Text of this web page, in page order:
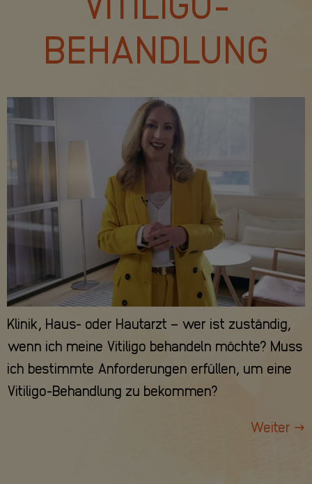
VITILIGO-
BEHANDLUNG
Klinik, Haus- oder Hautarzt – wer ist zuständig,
wenn ich meine Vitiligo behandeln möchte? Muss
ich bestimmte Anforderungen erfüllen, um eine
Vitiligo-Behandlung zu bekommen?
Weiter →